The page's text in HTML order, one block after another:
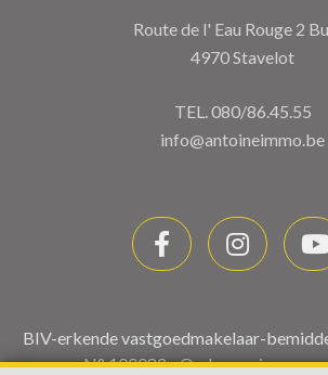
Route de l' Eau Rouge 2
4970 Stavelot
TEL.080/86.45.55
info@antoineimmo.be
BIV-erkende vastgoedmakelaar-
N° 100082 -